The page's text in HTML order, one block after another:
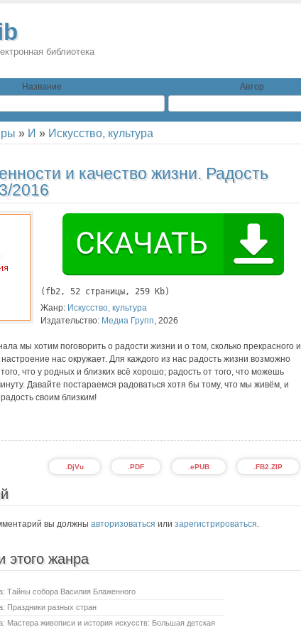
библиотека
Название Автор
» И » Искусство, культура
и качество жизни. Радость
2016
( fb2, 52 страницы, 259 Kb)
Жанр: Искусство, культура
Издательство: Медиа Групп, 2026
мы хотим поговорить о радости жизни и о том, сколько прекрасного и
нас окружает. Для каждого из нас радость жизни возможно
что у родных и близких всё хорошо; радость от того, что можешь
Давайте постараемся радоваться хотя бы тому, что мы живём, и
своим близким!
.FB2.ZIP
.ePUB
.PDF
.DjVu
вы должны авторизоваться или зарегистрироваться.
этого жанра
Тайны собора Василия Блаженного
Праздники разных стран
Мастера живописи и история искусств: Большая детская